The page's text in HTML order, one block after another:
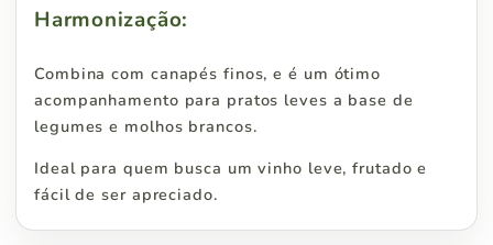
Harmonização:
Combina com canapés finos, e é um ótimo
acompanhamento para pratos leves a base de
legumes e molhos brancos.
Ideal para quem busca um vinho leve, frutado e
fácil de ser apreciado.